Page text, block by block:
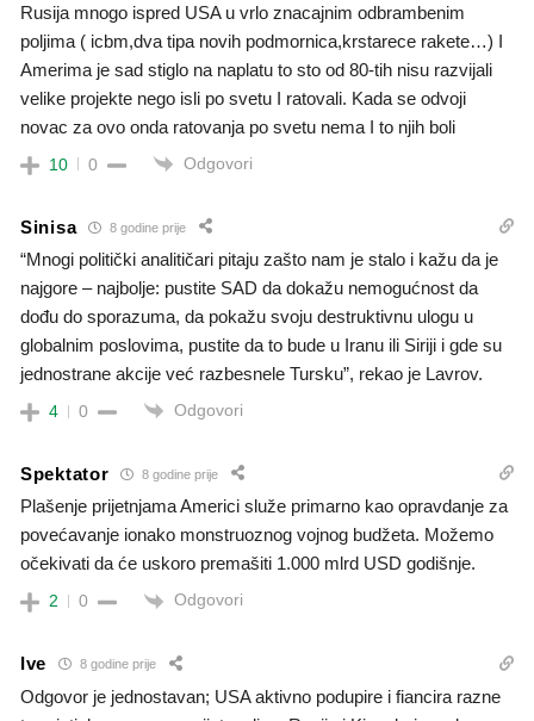
Rusija mnogo ispred USA u vrlo znacajnim odbrambenim
poljima ( icbm,dva tipa novih podmornica,krstarece rakete…) I
Amerima je sad stiglo na naplatu to sto od 80-tih nisu razvijali
velike projekte nego isli po svetu I ratovali. Kada se odvoji
novac za ovo onda ratovanja po svetu nema I to njih boli
10 0 Odgovori
Sinisa 8 godine prije
“Mnogi politički analitičari pitaju zašto nam je stalo i kažu da je
najgore – najbolje: pustite SAD da dokažu nemogućnost da
dođu do sporazuma, da pokažu svoju destruktivnu ulogu u
globalnim poslovima, pustite da to bude u Iranu ili Siriji i gde su
jednostrane akcije već razbesnele Tursku”, rekao je Lavrov.
4 0 Odgovori
Spektator 8 godine prije
Plašenje prijetnjama Americi služe primarno kao opravdanje za
povećavanje ionako monstruoznog vojnog budžeta. Možemo
očekivati da će uskoro premašiti 1.000 mlrd USD godišnje.
2 0 Odgovori
Ive 8 godine prije
Odgovor je jednostavan; USA aktivno podupire i fiancira razne